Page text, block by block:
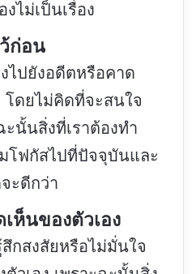
ไม่เป็นเรื่อง
ก่อน
ไปยังอดีตหรือคาด
ดยไม่คิดที่จะสนใจ
ะนั้นสิ่งที่เราต้องทำ
โฟกัสไปที่ปัจจุบันและ
ะดีกว่า
ห็นของตัวเอง
กสงสัยหรือไม่มั่นใจ